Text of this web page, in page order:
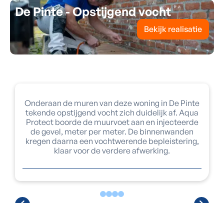
De Pinte - Opstijgend vocht
Bekijk realisatie
Onderaan de muren van deze woning in De Pinte
tekende opstijgend vocht zich duidelijk af. Aqua
Protect boorde de muurvoet aan en injecteerde
de gevel, meter per meter. De binnenwanden
kregen daarna een vochtwerende bepleistering,
klaar voor de verdere afwerking.